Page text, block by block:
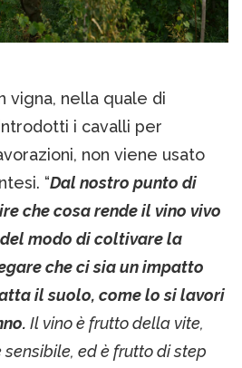
vigna, nella quale di
i cavalli per
non viene usato
“Dal nostro punto di
che cosa rende il vino vivo
modo di coltivare la
che ci sia un impatto
il suolo, come lo si lavori
Il vino è frutto della vite,
ed è frutto di step